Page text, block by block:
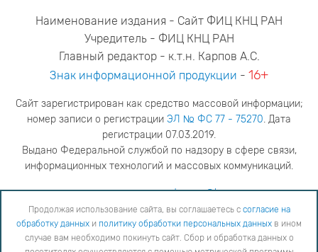
Наименование издания - Сайт ФИЦ КНЦ РАН
Учредитель - ФИЦ КНЦ РАН
Главный редактор - к.т.н. Карпов А.С.
Знак информационной продукции - 16+
Сайт зарегистрирован как средство массовой информации;
номер записи о регистрации ЭЛ № ФС 77 - 75270. Дата
регистрации 07.03.2019.
Выдано Федеральной службой по надзору в сфере связи,
информационных технологий и массовых коммуникаций.
адрес редакцииya.stogova@ksc.ru
телефон редакции81555-79-516
Продолжая использование сайта, вы соглашаетесь с согласие на обработку данных
обработки персональных данных
в ином случае вам необходимо покинуть сайт. Сбор и обработка
Продолжая использование сайта, вы соглашаетесь с согласие на
обработку данных и политику обработки персональных данных в ином
случае вам необходимо покинуть сайт. Сбор и обработка данных о